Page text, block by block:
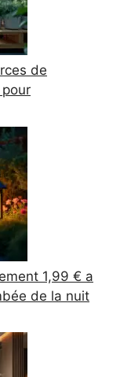
de
1,99 € a
de la nuit